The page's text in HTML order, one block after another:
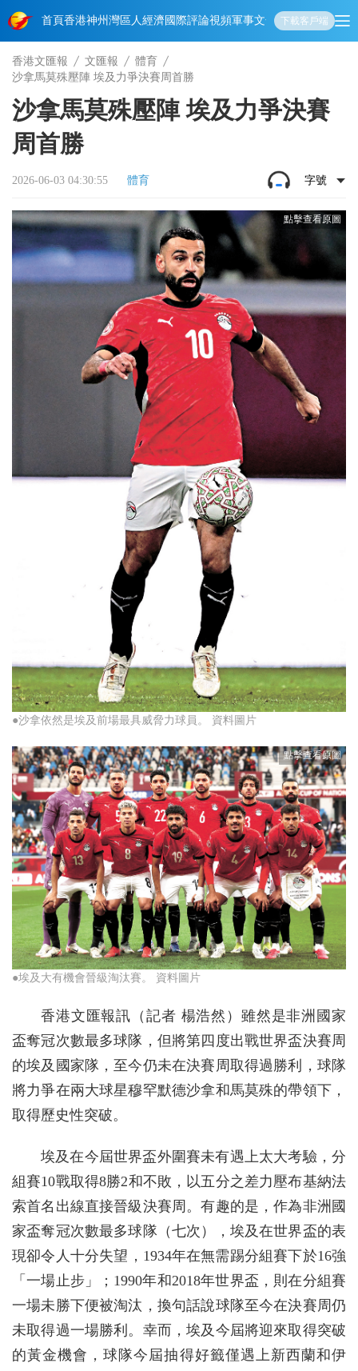
首頁香港神州 灣區人經濟國際評論視頻軍事文化 娛樂生活教育體
下載客戶端
香港文匯報 文匯報
體育
沙拿馬莫殊壓陣 埃及力爭決賽周首勝
沙拿馬莫殊壓陣 埃及力爭決賽
周首勝
2026-06-03 04:30:55 體育 字號
●沙拿依然是埃及前場最具威脅力球員。 資料圖片
●埃及大有機會晉級淘汰賽。 資料圖片
香港文匯報訊（記者 楊浩然）雖然是非洲國家
盃奪冠次數最多球隊，但將第四度出戰世界盃決賽周
的埃及國家隊，至今仍未在決賽周取得過勝利，球隊
將力爭在兩大球星穆罕默德沙拿和馬莫殊的帶領下，
取得歷史性突破。
埃及在今屆世界盃外圍賽未有遇上太大考驗，分
組賽10戰取得8勝2和不敗，以五分之差力壓布基納法
索首名出線直接晉級決賽周。有趣的是，作為非洲國
家盃奪冠次數最多球隊（七次），埃及在世界盃的表
現卻令人十分失望，1934年在無需踢分組賽下於16強
「一場止步」；1990年和2018年世界盃，則在分組賽
一場未勝下便被淘汰，換句話說球隊至今在決賽周仍
未取得過一場勝利。幸而，埃及今屆將迎來取得突破
的黃金機會，球隊今屆抽得好籤僅遇上新西蘭和伊